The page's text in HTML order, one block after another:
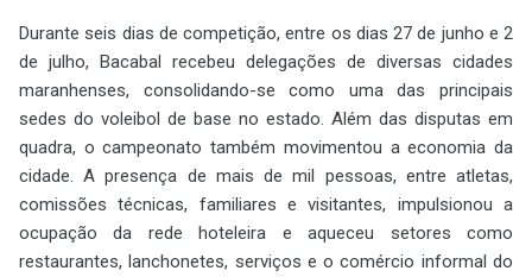
Durante seis dias de competição, entre os dias 27 de junho e 2
de julho, Bacabal recebeu delegações de diversas cidades
maranhenses, consolidando-se como uma das principais
sedes do voleibol de base no estado. Além das disputas em
quadra, o campeonato também movimentou a economia da
cidade. A presença de mais de mil pessoas, entre atletas,
comissões técnicas, familiares e visitantes, impulsionou a
ocupação da rede hoteleira e aqueceu setores como
restaurantes, lanchonetes, serviços e o comércio informal do